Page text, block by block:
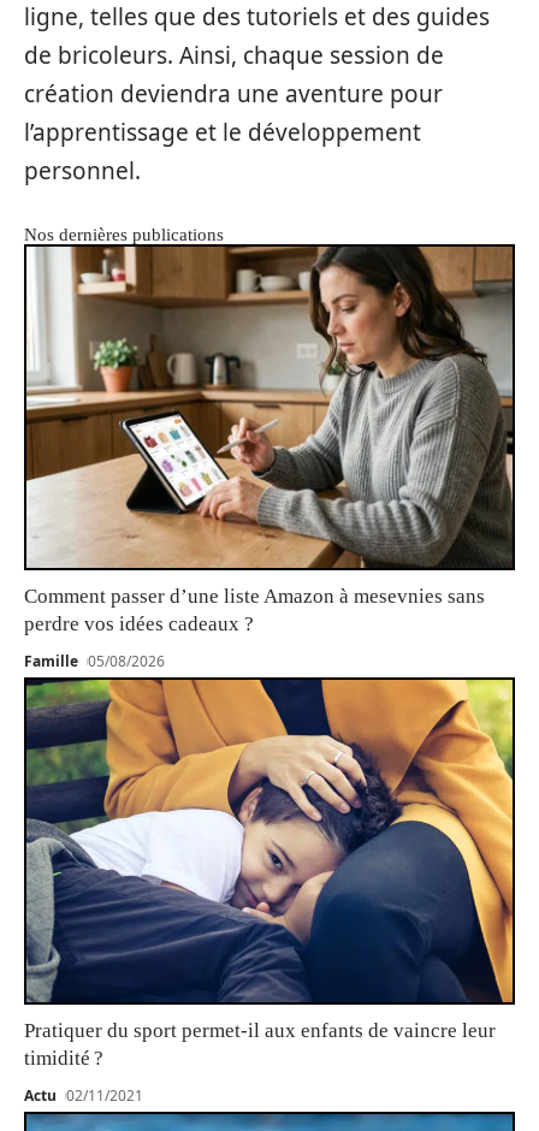
ligne, telles que des tutoriels et des guides
de bricoleurs. Ainsi, chaque session de
création deviendra une aventure pour
l’apprentissage et le développement
personnel.
Nos dernières publications
Comment passer d’une liste Amazon à mesevnies sans
perdre vos idées cadeaux ?
Famille 05/08/2026
Pratiquer du sport permet-il aux enfants de vaincre leur
timidité ?
Actu 02/11/2021